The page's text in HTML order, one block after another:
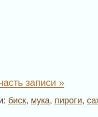
записи »
биск, мука, пироги,